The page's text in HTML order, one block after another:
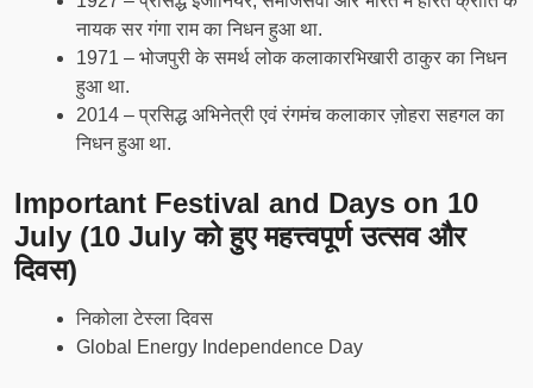
नायक सर गंगा राम का निधन हुआ था.
1971 – भोजपुरी के समर्थ लोक कलाकारभिखारी ठाकुर का निधन
हुआ था.
2014 – प्रसिद्ध अभिनेत्री एवं रंगमंच कलाकार ज़ोहरा सहगल का
निधन हुआ था.
Important Festival and Days on 10
July (10 July को हुए महत्त्वपूर्ण उत्सव और
दिवस)
निकोला टेस्ला दिवस
Global Energy Independence Day